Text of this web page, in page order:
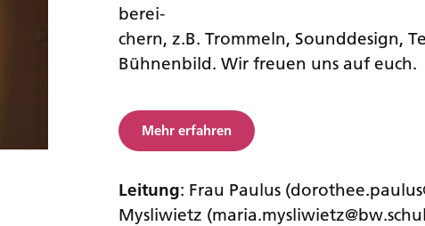
berei-
chern, z.B. Trommeln, Sounddesign,
Bühnenbild. Wir freuen uns auf euch.
Mehr erfahren
Leitung: Frau Paulus
Mysliwietz